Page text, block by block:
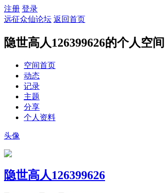
注册 登录
远征众仙论坛 返回首页
隐世高人126399626的个人空间
空间首页
动态
记录
主题
分享
个人资料
头像
隐世高人126399626